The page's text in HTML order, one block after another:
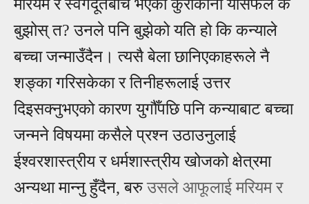
मरियम र स्वर्गदूतबीच भएको कुराकानीयोसेफलेके
बुझोस् त? उनले पनि बुझेको यति हो किकन्याले
बच्चा जन्माउँदैन। त्यसै बेला छानिएकाहरूले नै
शङ्का गरिसकेकार तिनीहरूलाई उत्तर
दिइसक्नुभएको कारण युगौँपछिपनिकन्याबाटबच्चा
जन्मनेविषयमा कसैलेप्रश्न उठाउनुलाई
ईश्वरशास्त्रीय र धर्मशास्त्रीय खोजको क्षेत्रमा
अन्यथा मान्नु हुँदैन, बरुउसले आफूलाईमरियम र